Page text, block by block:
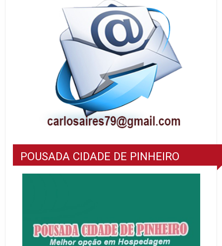
POUSADA CIDADE DE PINHEIRO